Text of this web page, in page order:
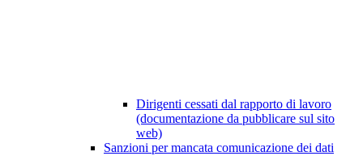
Dirigenti cessati dal rapporto di lavoro
(documentazione da pubblicare sul sito
web)
Sanzioni per mancata comunicazione dei dati